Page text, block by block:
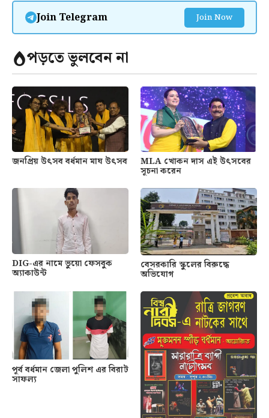
Join Telegram Join Now
পড়তে ভুলবেন না
জনপ্রিয় উৎসব বর্ধমান মাঘ উৎসব MLA খোকন দাস এই উৎসবের
সূচনা করেন
DIG-এর নামে ভুয়ো ফেসবুক
অ্যাকাউন্ট
বেসরকারি স্কুলের বিরুদ্ধে
অভিযোগ
পূর্ব বর্ধমান জেলা পুলিশ এর বিরাট
সাফল্য